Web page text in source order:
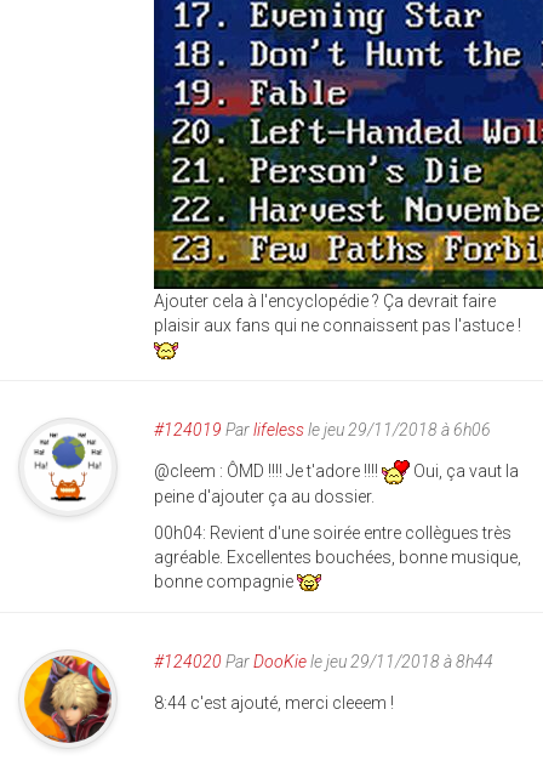
Ajouter cela à l'encyclopédie ? Ça devrait faire
plaisir aux fans qui ne connaissent pas l'astuce !
#124019 Parlifelessle jeu 29/11/2018 à 6h06
@cleem : ÔMD !!!! Je t'adore !!!!
Oui, ça vaut la
peine d'ajouter ça au dossier.
00h04: Revient d'une soirée entre collègues très
agréable. Excellentes bouchées, bonne musique,
bonne compagnie
#124020 ParDooKiele jeu 29/11/2018 à 8h44
8:44 c'est ajouté, merci cleeem !